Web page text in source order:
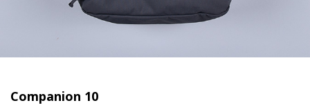
Companion 10